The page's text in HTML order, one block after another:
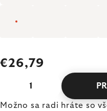
€26,79
Možno sa radi hráte so